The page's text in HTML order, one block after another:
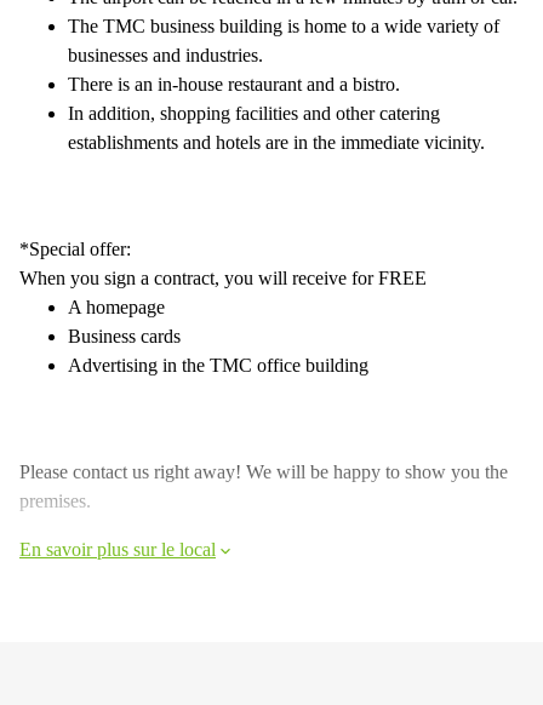
The TMC business building is home to a wide variety of
businesses and industries.
There is an in-house restaurant and a bistro.
In addition, shopping facilities and other catering
establishments and hotels are in the immediate vicinity.
*Special offer:
When you sign a contract, you will receive for FREE
A homepage
Business cards
Advertising in the TMC office building
Please contact us right away! We will be happy to show you the
premises.
En savoir plus sur le local